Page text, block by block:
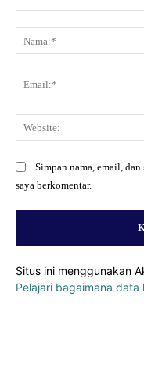
Simpan nama, email,
saya berkomentar.
Situs ini menggunakan
Pelajari bagaimana